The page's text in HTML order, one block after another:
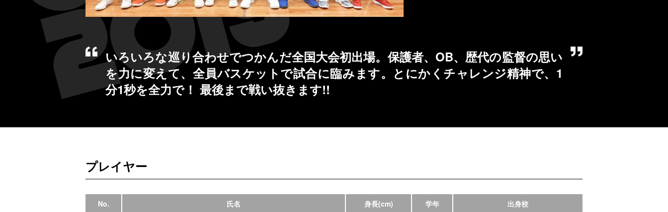
いろいろな巡り合わせでつかんだ全国大会初出場。保護者、OB、歴代の監督の思い
を力に変えて、全員バスケットで試合に臨みます。とにかくチャレンジ精神で、1
分1秒を全力で！ 最後まで戦い抜きます!!
プレイヤー
No. 氏名 身長(cm) 学年 出身校